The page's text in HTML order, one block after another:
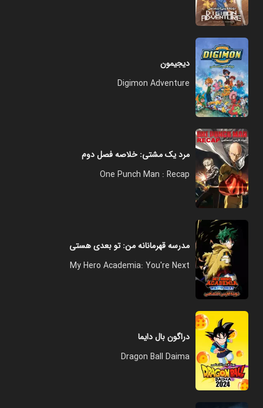
دیجیمون
Digimon Adventure
مرد یک مشتی: خلاصه فصل دوم
One Punch Man : Recap
مدرسه قهرمانانه من: تو بعدی هستی
My Hero Academia: You're Next
دراگون بال دایما
Dragon Ball Daima